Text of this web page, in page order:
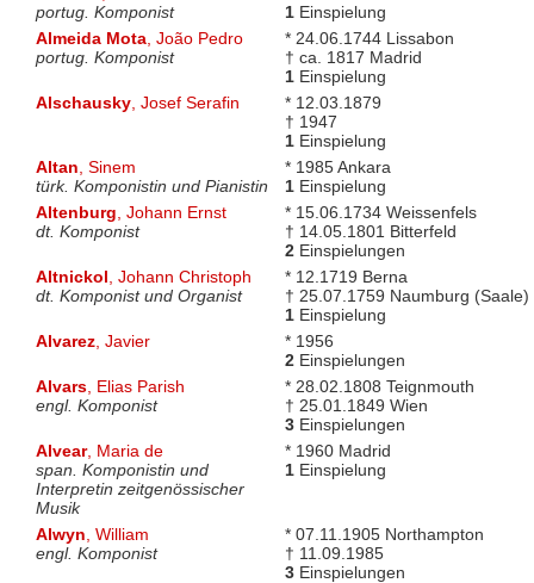
portug. Komponist
1Einspielung
Almeida Mota, João Pedro
portug. Komponist
* 24.06.1744 Lissabon
† ca. 1817 Madrid
1Einspielung
Alschausky, Josef Serafin
* 12.03.1879
† 1947
1Einspielung
Altan , Sinem
türk. Komponistin und Pianistin
* 1985 Ankara
1Einspielung
Altenburg , Johann Ernst
dt. Komponist
* 15.06.1734 Weissenfels
† 14.05.1801 Bitterfeld
2Einspielungen
Altnickol , Johann Christoph
dt. Komponist und Organist
* 12.1719 Berna
† 25.07.1759 Naumburg (Saale)
1Einspielung
Alvarez, Javier
* 1956
2Einspielungen
Alvars, Elias Parish
engl. Komponist
* 28.02.1808 Teignmouth
† 25.01.1849 Wien
3Einspielungen
Alvear, Maria de
span. Komponistin und
Interpretin zeitgenössischer
Musik
* 1960 Madrid
1Einspielung
Alwyn , William
engl. Komponist
* 07.11.1905 Northampton
† 11.09.1985
3Einspielungen